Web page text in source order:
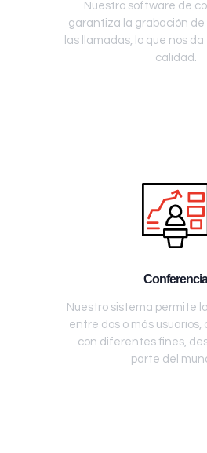
Nuestro software de
garantiza la grabación
las llamadas, lo que nos
calidad.
Conferencia
Nuestro sistema permite
entre dos o más
con diferentes fines,
parte del